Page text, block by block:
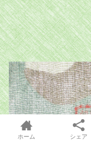
ホーム シェア